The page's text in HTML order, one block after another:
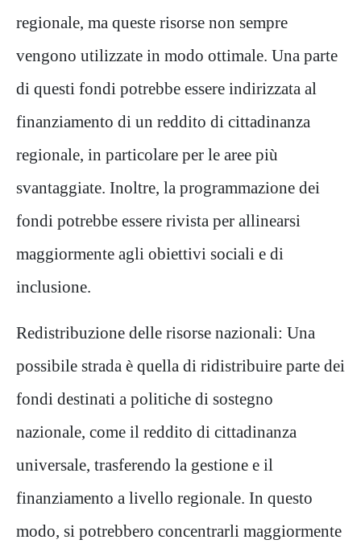
regionale, ma queste risorse non sempre
vengono utilizzate in modo ottimale. Una parte
di questi fondi potrebbe essere indirizzata al
finanziamento di un reddito di cittadinanza
regionale, in particolare per le aree più
svantaggiate. Inoltre, la programmazione dei
fondi potrebbe essere rivista per allinearsi
maggiormente agli obiettivi sociali e di
inclusione.
Redistribuzione delle risorse nazionali: Una
possibile strada è quella di ridistribuire parte dei
fondi destinati a politiche di sostegno
nazionale, come il reddito di cittadinanza
universale, trasferendo la gestione e il
finanziamento a livello regionale. In questo
modo, si potrebbero concentrarli maggiormente